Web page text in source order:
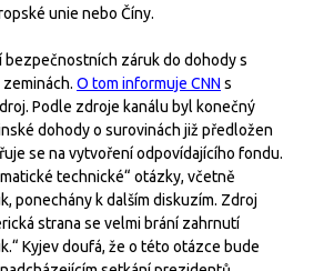
unie nebo Číny.
bezpečnostních záruk do dohody s
O tom informuje CNN s
Podle zdroje kanálu byl konečný
dohody o surovinách již předložen
se na vytvoření odpovídajícího fondu.
technické“ otázky, včetně
ponechány k dalším diskuzím. Zdroj
strana se velmi brání zahrnutí
Kyjev doufá, že o této otázce bude